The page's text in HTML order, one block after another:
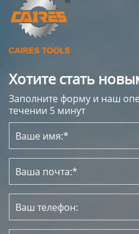
Хотите стать
Заполните форму и наш
течении 5 минут